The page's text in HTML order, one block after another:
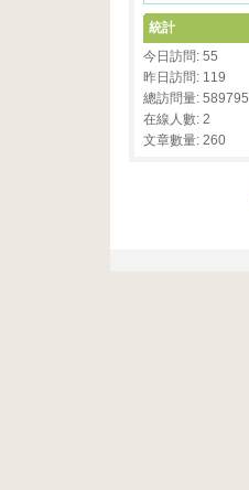
統計
今日訪問: 55
昨日訪問: 119
總訪問量: 589795
在線人數: 2
文章數量: 260